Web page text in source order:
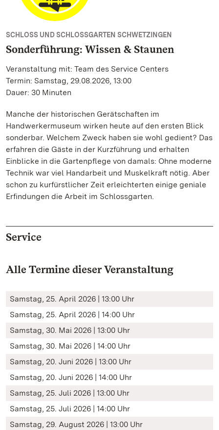
SCHLOSS UND SCHLOSSGARTEN SCHWETZINGEN
Sonderführung: Wissen & Staunen
Veranstaltung mit: Team des Service Centers
Termin: Samstag, 29.08.2026, 13:00
Dauer: 30 Minuten
Manche der historischen Gerätschaften im
Handwerkermuseum wirken heute auf den ersten Blick
sonderbar. Welchem Zweck haben sie wohl gedient? Das
erfahren die Gäste in der Kurzführung und erhalten
Einblicke in die Gartenpflege von damals: Ohne moderne
Technik war viel Handarbeit und Muskelkraft nötig. Aber
schon zu kurfürstlicher Zeit erleichterten einige geniale
Erfindungen die Arbeit im Schlossgarten.
Service
Alle Termine dieser Veranstaltung
Samstag, 25. April 2026 | 13:00 Uhr
Samstag, 25. April 2026 | 14:00 Uhr
Samstag, 30. Mai 2026 | 13:00 Uhr
Samstag, 30. Mai 2026 | 14:00 Uhr
Samstag, 20. Juni 2026 | 13:00 Uhr
Samstag, 20. Juni 2026 | 14:00 Uhr
Samstag, 25. Juli 2026 | 13:00 Uhr
Samstag, 25. Juli 2026 | 14:00 Uhr
Samstag, 29. August 2026 | 13:00 Uhr